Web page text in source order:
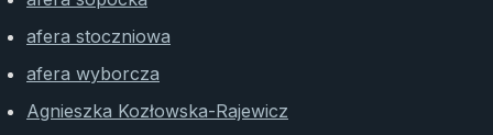
afera stoczniowa
afera wyborcza
Agnieszka Kozłowska-Rajewicz